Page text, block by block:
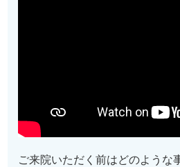
ご来院いただく前はどのような